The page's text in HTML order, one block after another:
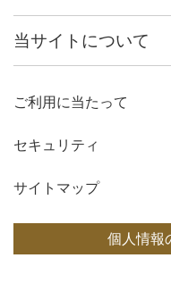
当サイトについて
ご利用に当たって
セキュリティ
サイトマップ
個人情報